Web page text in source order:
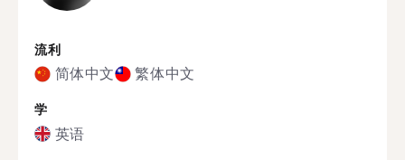
流利
简体中文 繁体中文
学
英语